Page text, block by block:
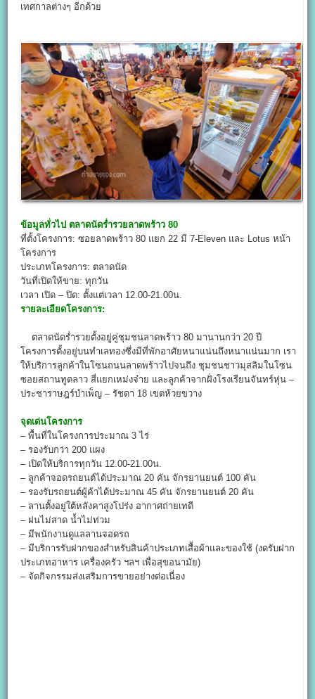
เทศกาลต่างๆ อีกด้วย
ข้อมูลทั่วไป ตลาดนัดร่ำรวยลาดพร้าว 80
ที่ตั้งโครงการ: ซอยลาดพร้าว 80 แยก 22 มี 7-Eleven และ Lotus หน้า
โครงการ
ประเภทโครงการ: ตลาดนัด
วันที่เปิดให้ขาย: ทุกวัน
เวลา เปิด – ปิด: ตั้งแต่เวลา 12.00-21.00น.
รายละเอียดโครงการ:
ตลาดนัดร่ำรวยตั้งอยู่คู่ชุมชนลาดพร้าว 80 มานานกว่า 20 ปี
โครงการตั้งอยู่บนทำเลทองซึ่งมีที่พักอาศัยหนาแน่นถึงหนาแน่นมาก เรา
ให้บริการลูกค้าในโซนถนนลาดพร้าวไปจนถึง ชุมชนชาวมุสลิมในโซน
ซอยสถานทูตลาว สี่แยกเหม่งจ๋าย และลูกค้าจากฝั่งโรงเรียนจันทร์หุ่น –
ประชาราษฎร์บำเพ็ญ – รัชดา 18 เขตห้วยขวาง
จุดเด่นโครงการ
– พื้นที่ในโครงการประมาณ 3 ไร่
– รองรับกว่า 200 แผง
– เปิดให้บริการทุกวัน 12.00-21.00น.
– ลูกค้าจอดรถยนต์ได้ประมาณ 20 คัน จักรยานยนต์ 100 คัน
– รองรับรถยนต์ผู้ค้าได้ประมาณ 45 คัน จักรยานยนต์ 20 คัน
– ลานตั้งอยู่ใต้หลังคาสูงโปร่ง อากาศถ่ายเทดี
– ฝนไม่สาด น้ำไม่ท่วม
– มีพนักงานดูแลลานจอดรถ
– มีบริการรับฝากของสำหรับสินค้าประเภทเสื้อผ้าและของใช้ (งดรับฝาก
ประเภทอาหาร เครื่องครัว ฯลฯ เพื่อสุขอนามัย)
– จัดกิจกรรมส่งเสริมการขายอย่างต่อเนื่อง